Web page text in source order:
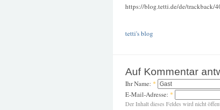
https://blog.tetti.de/de/trackback/
tetti's blog
Auf Kommentar
Ihr Name: *
E-Mail-Adresse: *
Der Inhalt dieses Feldes wird nicht